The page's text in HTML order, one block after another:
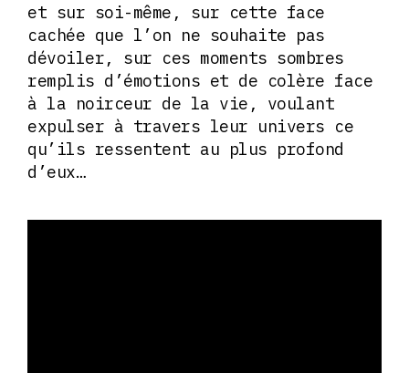
et sur soi-même, sur cette face
cachée que l’on ne souhaite pas
dévoiler, sur ces moments sombres
remplis d’émotions et de colère face
à la noirceur de la vie, voulant
expulser à travers leur univers ce
qu’ils ressentent au plus profond
d’eux…